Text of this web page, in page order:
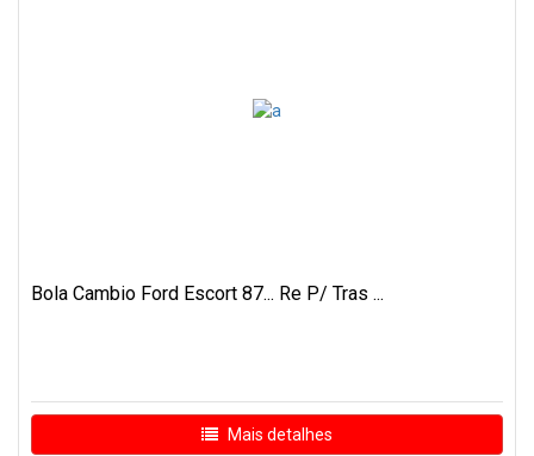
Bola Cambio Ford Escort 87... Re P/ Tras ...
Mais detalhes